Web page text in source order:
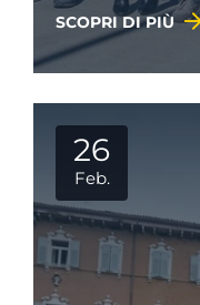
SCOPRI DI PIÙ
26
Feb.